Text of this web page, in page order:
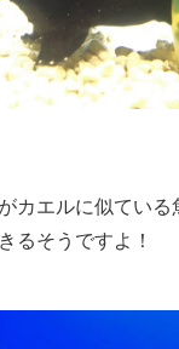
カエルに似ている
るそうですよ！